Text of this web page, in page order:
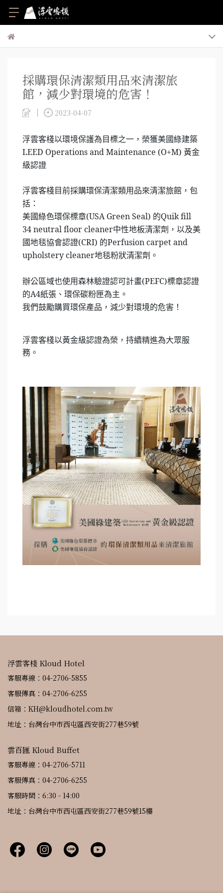
採購環保清潔類用品來清潔旅
館，減少對環境的危害！
2023-04-07
浮雲客棧以環境保護為目標之一，榮獲美國綠建築
LEED Operations and Maintenance (O+M) 黃金
級認證
浮雲客棧目前採購環保清潔類用品來清潔旅館，包
括：
美國綠色環保標章(USA Green Seal) 的Quik fill
34 neutral floor cleaner中性地板清潔劑，以及美
國地毯協會認證(CRI) 的Perfusion carpet and
upholstery cleaner地毯粉狀清潔劑。
辦公區域也使用森林驗證認可計畫(PEFC)標章認證
的A4紙張、環保碳粉匣為主。
我們鼓勵購買環保產品，減少對環境的危害！
浮雲客棧以黃金級認證為榮，持續精進為大眾服
務。
浮雲客棧 Kloud Hotel
客服專線：04-2706-5855
客服傳真：04-2706-6255
信箱：KH@kloudhotel.com.tw
地址：台灣台中市西屯區西安街277巷59號
雲百匯 Kloud Buffet
客服專線：04-2706-5711
客服傳真：04-2706-6255
客服時間：6:30 - 14:00
地址：台灣台中市西屯區西安街277巷59號15樓